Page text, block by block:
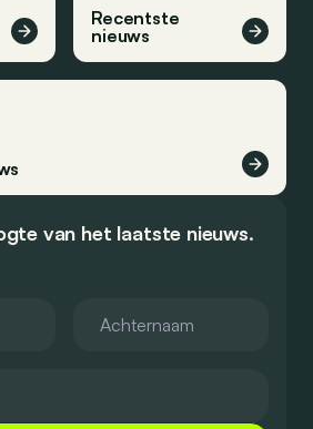
Recentste
nieuws
van het laatste nieuws.